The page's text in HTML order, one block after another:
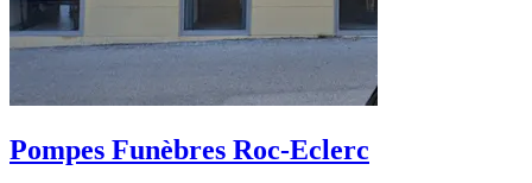
Pompes Funèbres Roc-Eclerc